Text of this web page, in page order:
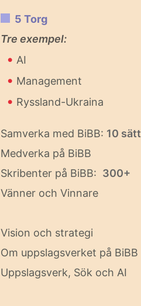
5 Torg
Tre exempel:
• AI
• Management
• Ryssland-Ukraina
Samverka med BiBB: 10 sätt
Medverka på BiBB
Skribenter på BiBB: 300+
Vänner och Vinnare
Vision och strategi
Om uppslagsverket på BiBB
Uppslagsverk, Sök och AI